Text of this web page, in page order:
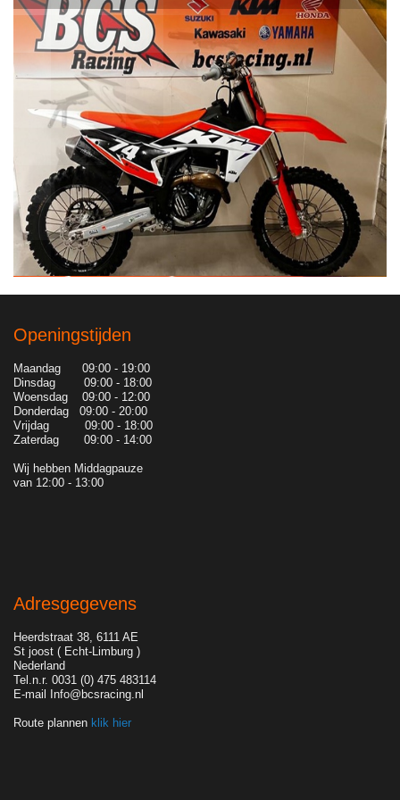
Openingstijden
Maandag 09:00 - 19:00
Dinsdag 09:00 - 18:00
Woensdag 09:00 - 12:00
Donderdag 09:00 - 20:00
Vrijdag 09:00 - 18:00
Zaterdag 09:00 - 14:00
Wij hebben Middagpauze
van 12:00 - 13:00
Adresgegevens
Heerdstraat 38, 6111 AE
St joost ( Echt-Limburg )
Nederland
Tel.n.r. 0031 (0) 475 483114
E-mail Info@bcsracing.nl
Route plannen klik hier